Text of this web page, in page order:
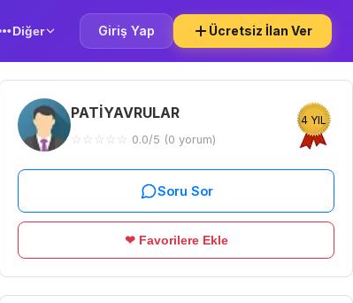
Diğer Giriş Yap Ücretsiz İlan Ver
PATİYAVRULAR
☆ ☆ ☆ ☆ ☆ 0.0/5 (0 yorum)
4 YIL
Soru Sor
❤ Favorilere Ekle